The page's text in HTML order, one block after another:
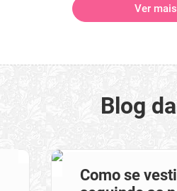
Ver
Blog
Como se